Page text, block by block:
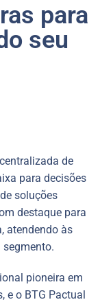
para
seu
de
para decisões
soluções
destaque para
atendendo às
segmento.
pioneira em
e o BTG Pactual